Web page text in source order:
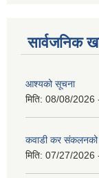
सार्वजनिक
आश्यको सूचना
मिति: 08/08/2026
कवाडी कर संकलनको
मिति: 07/27/2026